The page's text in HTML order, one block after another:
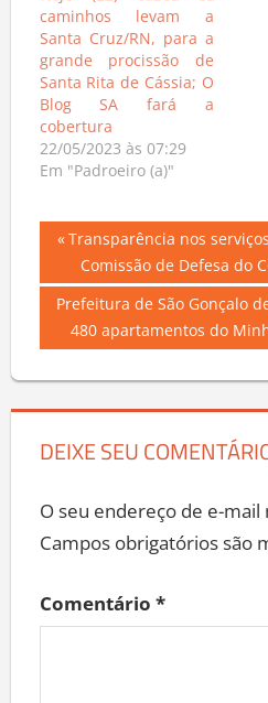
caminhos levam a
Santa Cruz/RN, para a
grande procissão de
Santa Rita de Cássia; O
Blog SA fará a
cobertura
22/05/2023 às 07:29
Em "Padroeiro (a)"
Navegação
de
Post
Previous
Post:
Transparência nos
Comissão de Defesa do
Next
Post:
Prefeitura de São Gonçalo
480 apartamentos do
DEIXE SEU
O seu endereço de e-mail
Campos obrigatórios são
Comentário *